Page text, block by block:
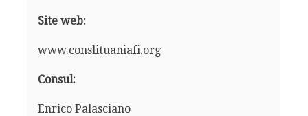
Site web:
www.conslituaniafi.org
Consul:
Enrico Palasciano